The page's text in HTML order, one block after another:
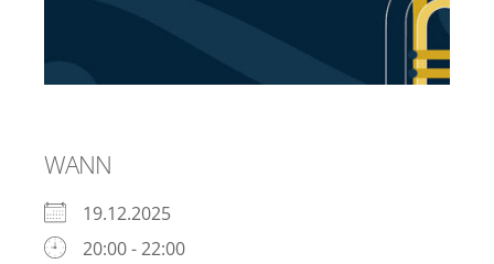
WANN
19.12.2025
20:00 - 22:00